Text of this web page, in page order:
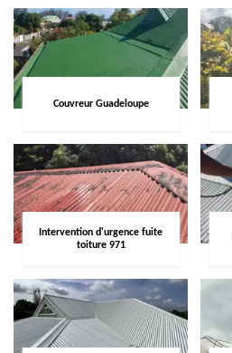
Couvreur Guadeloupe
Intervention d'urgence fuite
toiture 971